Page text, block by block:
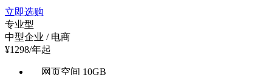
立即选购
专业型
中型企业 / 电商
¥1298/年起
网页空间 10GB